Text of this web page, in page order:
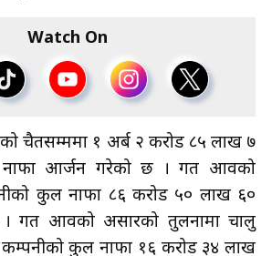
Watch On
चैतसम्ममा १ अर्ब २ करोड ८५ लाख ७
आर्जन गरेको छ । गत आवको
कुल नाफा ८६ करोड ५० लाख ६०
। गत आवको असारको तुलनामा चालु
कुल नाफा १६ करोड ३४ लाख